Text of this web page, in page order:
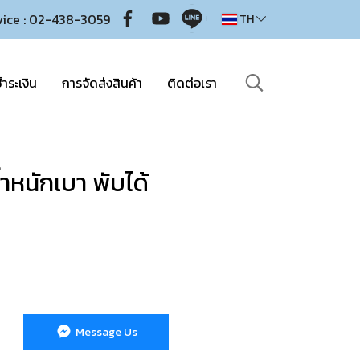
: 02-438-3059 TH
ระเงิน การจัดส่งสินค้า ติดต่อเรา
หนักเบา พับได้
Message Us